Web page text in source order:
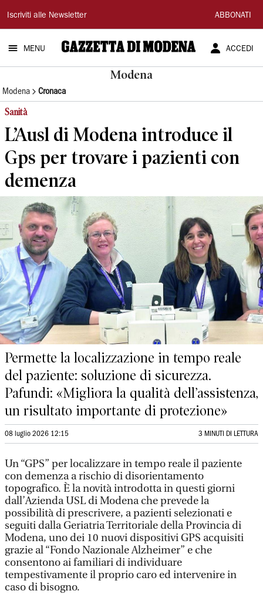
Gazzetta
di
Modena
Iscriviti alle Newsletter ABBONATI
MENU ACCEDI
Modena
Modena Cronaca
Sanità
L’Ausl di Modena introduce il
Gps per trovare i pazienti con
demenza
Permette la localizzazione in tempo reale
del paziente: soluzione di sicurezza.
Pafundi: «Migliora la qualità dell’assistenza,
un risultato importante di protezione»
08 luglio 2026 12:15 3 MINUTI DI LETTURA
Un “GPS” per localizzare in tempo reale il paziente
con demenza a rischio di disorientamento
topografico. È la novità introdotta in questi giorni
dall’Azienda USL di Modena che prevede la
possibilità di prescrivere, a pazienti selezionati e
seguiti dalla Geriatria Territoriale della Provincia di
Modena, uno dei 10 nuovi dispositivi GPS acquisiti
grazie al “Fondo Nazionale Alzheimer” e che
consentono ai familiari di individuare
tempestivamente il proprio caro ed intervenire in
caso di bisogno.